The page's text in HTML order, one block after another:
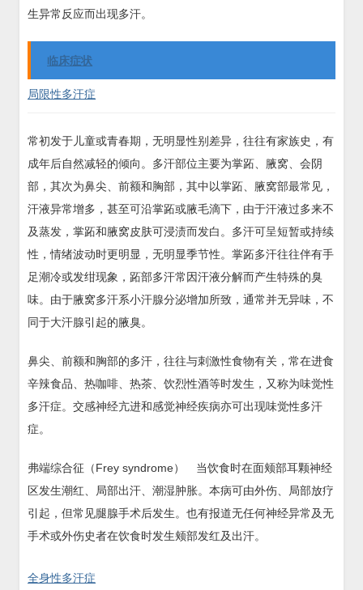
生异常反应而出现多汗。
临床症状
局限性多汗症
常初发于儿童或青春期，无明显性别差异，往往有家族史，有
成年后自然减轻的倾向。多汗部位主要为掌跖、腋窝、会阴
部，其次为鼻尖、前额和胸部，其中以掌跖、腋窝部最常见，
汗液异常增多，甚至可沿掌跖或腋毛滴下，由于汗液过多来不
及蒸发，掌跖和腋窝皮肤可浸渍而发白。多汗可呈短暂或持续
性，情绪波动时更明显，无明显季节性。掌跖多汗往往伴有手
足潮冷或发绀现象，跖部多汗常因汗液分解而产生特殊的臭
味。由于腋窝多汗系小汗腺分泌增加所致，通常并无异味，不
同于大汗腺引起的腋臭。
鼻尖、前额和胸部的多汗，往往与刺激性食物有关，常在进食
辛辣食品、热咖啡、热茶、饮烈性酒等时发生，又称为味觉性
多汗症。交感神经亢进和感觉神经疾病亦可出现味觉性多汗
症。
弗端综合征（Frey syndrome） 当饮食时在面颊部耳颗神经
区发生潮红、局部出汗、潮湿肿胀。本病可由外伤、局部放疗
引起，但常见腿腺手术后发生。也有报道无任何神经异常及无
手术或外伤史者在饮食时发生颊部发红及出汗。
全身性多汗症